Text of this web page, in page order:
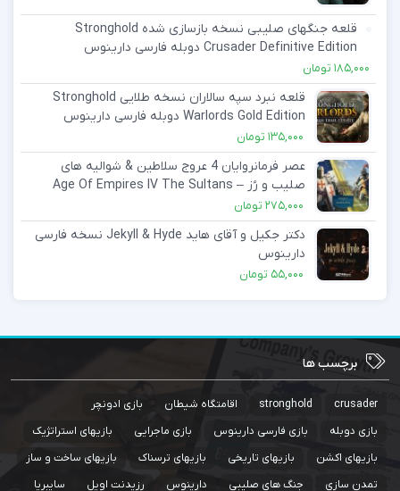
قلعه جنگهای صلیبی نسخه بازسازی شده Stronghold
Crusader Definitive Edition دوبله فارسی دارینوس
185,000 تومان
قلعه نبرد سپه سالاران نسخه طلایی Stronghold
Warlords Gold Edition دوبله فارسی دارینوس
135,000 تومان
عصر فرمانروایان 4 عروج سلاطین & شوالیه های
صلیب و رُز – Age Of Empires IV The Sultans
فارسی دارینوس
275,000 تومان
دکتر جکیل و آقای هاید Jekyll & Hyde نسخه فارسی
دارینوس
55,000 تومان
برچسب ها
crusader
stronghold اقامتگاه شیطان
بازی ادونچر
بازی دوبله
بازی فارسی دارینوس بازی ماجرایی
بازیهای استراتژیک
بازیهای اکشن
بازیهای تاریخی بازیهای ترسناک
بازیهای ساخت و ساز
تمدن سازی
جنگ های صلیبی دارینوس رزیدنت اویل سایبریا